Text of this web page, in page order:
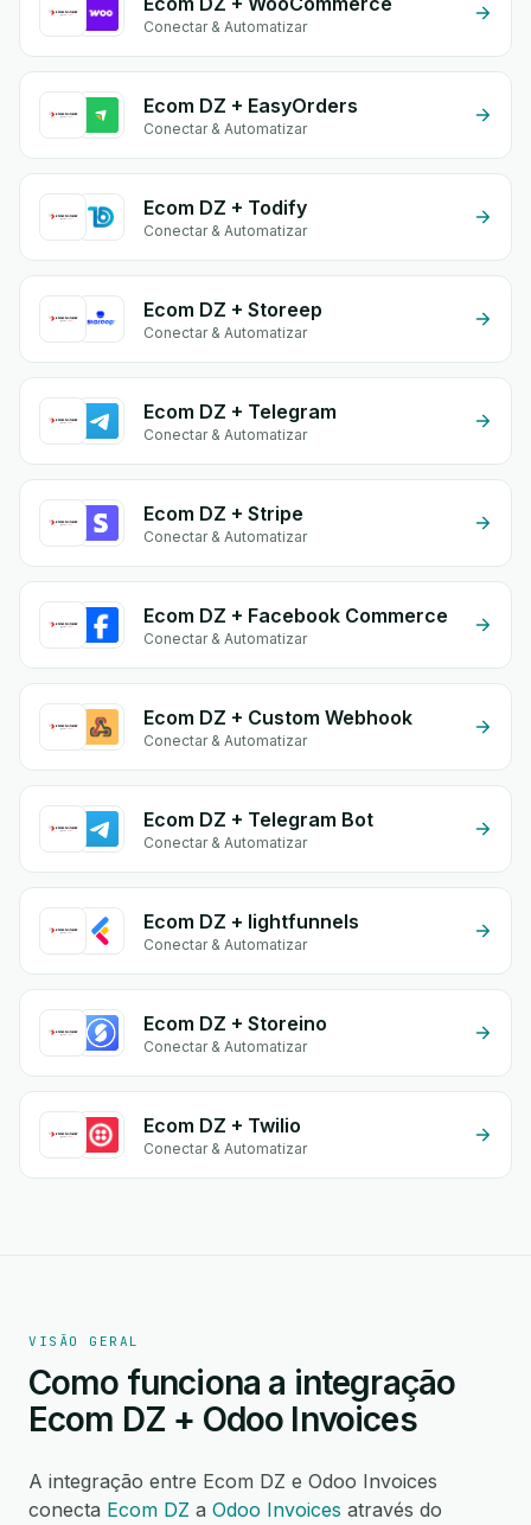
Conectar & Automatizar
Ecom DZ + EasyOrders
Conectar & Automatizar
Ecom DZ + Todify
Conectar & Automatizar
Ecom DZ + Storeep
Conectar & Automatizar
Ecom DZ + Telegram
Conectar & Automatizar
Ecom DZ + Stripe
Conectar & Automatizar
Ecom DZ + Facebook Commerce
Conectar & Automatizar
Ecom DZ + Custom Webhook
Conectar & Automatizar
Ecom DZ + Telegram Bot
Conectar & Automatizar
Ecom DZ + lightfunnels
Conectar & Automatizar
Ecom DZ + Storeino
Conectar & Automatizar
Ecom DZ + Twilio
Conectar & Automatizar
VISÃO GERAL
Como funciona a integração
Ecom DZ + Odoo Invoices
A integração entre Ecom DZ e Odoo Invoices
conecta Ecom DZ a Odoo Invoices através do